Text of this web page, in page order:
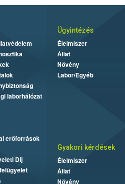
laborhálózat
erőforrások
Díj
Ügyintézés
Élelmiszer
Állat
Növény
Labor/Egyéb
Gyakori kérdések
Élelmiszer
Állat
Növény